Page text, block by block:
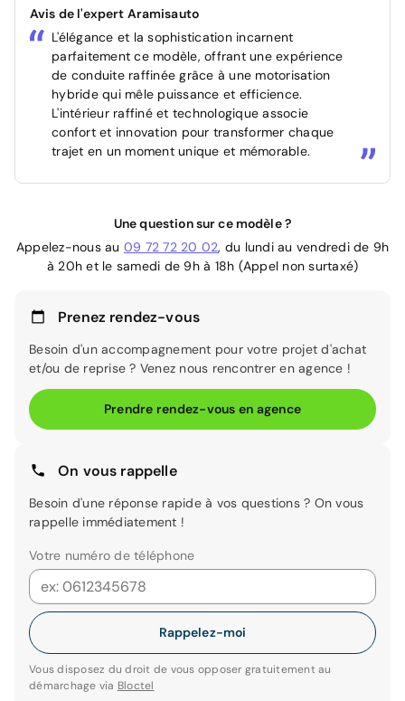
Avis de l'expert Aramisauto
L'élégance et la sophistication incarnent
parfaitement ce modèle, offrant une expérience
de conduite raffinée grâce à une motorisation
hybride qui mêle puissance et efficience.
L'intérieur raffiné et technologique associe
confort et innovation pour transformer chaque
trajet en un moment unique et mémorable.
Une question sur ce modèle ?
Appelez-nous au 09 72 72 20 02, du lundi au vendredi de 9h
à 20h et le samedi de 9h à 18h (Appel non surtaxé)
Prenez rendez-vous
Besoin d'un accompagnement pour votre projet d'achat
et/ou de reprise ? Venez nous rencontrer en agence !
Prendre rendez-vous en agence
On vous rappelle
Besoin d'une réponse rapide à vos questions ? On vous
rappelle immédiatement !
Votre numéro de téléphone
Rappelez-moi
Vous disposez du droit de vous opposer gratuitement au
démarchage via Bloctel